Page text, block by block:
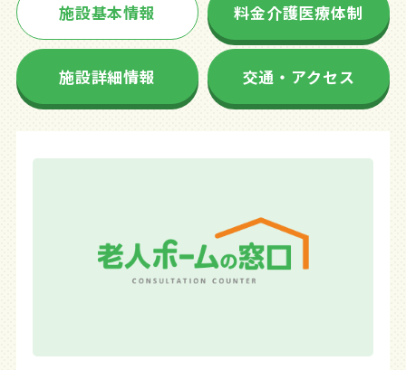
施設基本情報 料金介護医療体制
施設詳細情報 交通・アクセス